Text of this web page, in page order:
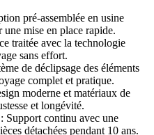
pré-assemblée en usine
une mise en place rapide.
traitée avec la technologie
sans effort.
de déclipsage des éléments
complet et pratique.
moderne et matériaux de
et longévité.
: Support continu avec une
détachées pendant 10 ans.